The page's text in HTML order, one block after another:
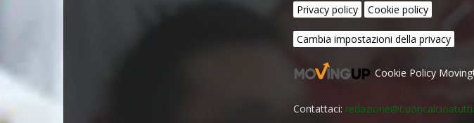
Privacy policy Cookie policy
Cambia impostazioni della privacy
Cookie Policy
Contattaci: